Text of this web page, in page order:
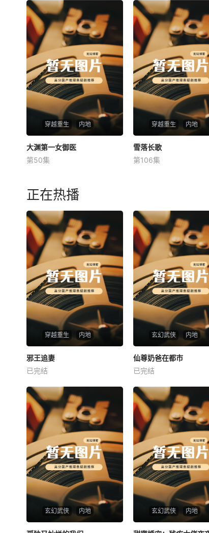
穿越重生 内地
大渊第一女御医
未知
大渊第一女御医
第50集
穿越重生 内地
雪落长歌
未知
雪落长歌
第106集
正在热播
穿越重生 内地
邪王追妻
未知
邪王追妻
已完结
玄幻武侠 内地
仙尊奶爸在都市
未知
仙尊奶爸在都市
已完结
玄幻武侠 内地 玄幻武侠 内地